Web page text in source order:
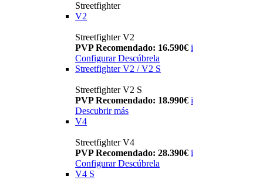
Streetfighter
V2
Streetfighter V2
PVP Recomendado: 16.590€ i
Configurar Descúbrela
Streetfighter V2 / V2 S
Streetfighter V2 S
PVP Recomendado: 18.990€ i
Descubrir más
V4
Streetfighter V4
PVP Recomendado: 28.390€ i
Configurar Descúbrela
V4 S